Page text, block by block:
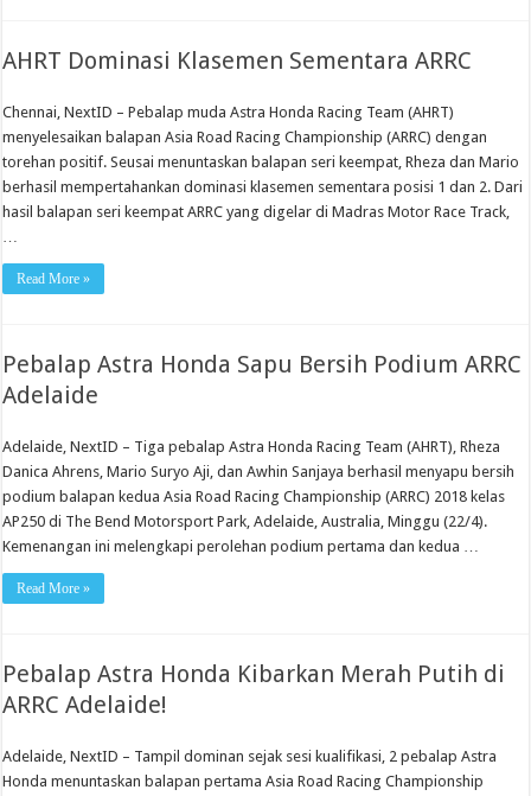
AHRT Dominasi Klasemen Sementara ARRC
Chennai, NextID – Pebalap muda Astra Honda Racing Team (AHRT)
menyelesaikan balapan Asia Road Racing Championship (ARRC) dengan
torehan positif. Seusai menuntaskan balapan seri keempat, Rheza dan Mario
berhasil mempertahankan dominasi klasemen sementara posisi 1 dan 2. Dari
hasil balapan seri keempat ARRC yang digelar di Madras Motor Race Track,
…
Read More »
Pebalap Astra Honda Sapu Bersih Podium ARRC
Adelaide
Adelaide, NextID – Tiga pebalap Astra Honda Racing Team (AHRT), Rheza
Danica Ahrens, Mario Suryo Aji, dan Awhin Sanjaya berhasil menyapu bersih
podium balapan kedua Asia Road Racing Championship (ARRC) 2018 kelas
AP250 di The Bend Motorsport Park, Adelaide, Australia, Minggu (22/4).
Kemenangan ini melengkapi perolehan podium pertama dan kedua …
Read More »
Pebalap Astra Honda Kibarkan Merah Putih di
ARRC Adelaide!
Adelaide, NextID – Tampil dominan sejak sesi kualifikasi, 2 pebalap Astra
Honda menuntaskan balapan pertama Asia Road Racing Championship